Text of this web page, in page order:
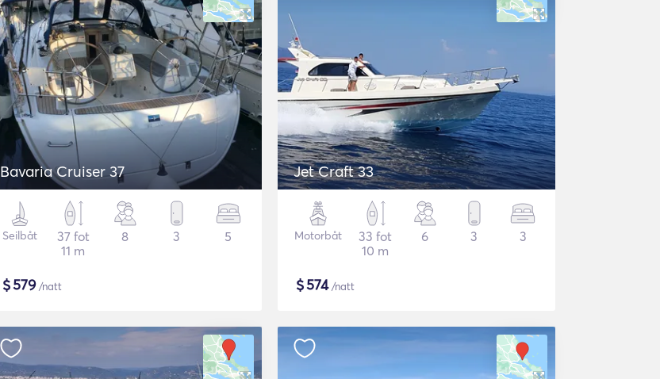
Bavaria Cruiser 37
Seilbåt
37 fot
11 m
8 3 5
$579/natt
Jet Craft 33
Motorbåt
33 fot
10 m
6 3 3
$574/natt